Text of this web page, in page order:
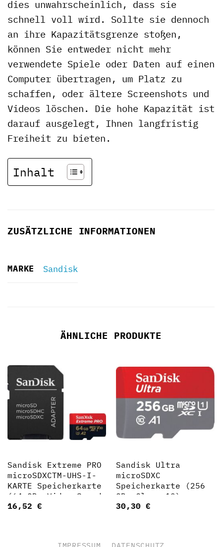
dies unwahrscheinlich, dass sie
schnell voll wird. Sollte sie dennoch
an ihre Kapazitätsgrenze stoßen,
können Sie entweder nicht mehr
verwendete Spiele oder Daten auf einen
Computer übertragen, um Platz zu
schaffen, oder ältere Screenshots und
Videos löschen. Die hohe Kapazität ist
darauf ausgelegt, Ihnen langfristig
Freiheit zu bieten.
Inhalt
ZUSÄTZLICHE INFORMATIONEN
MARKE Sandisk
ÄHNLICHE PRODUKTE
Sandisk Extreme PRO
microSDXCTM-UHS-I-
KARTE Speicherkarte
(64 GB, Video Speed
Class 30 (V30)/UHS
16,52 €
Sandisk Ultra
microSDXC
Speicherkarte (256
GB, Class 10)
30,30 €